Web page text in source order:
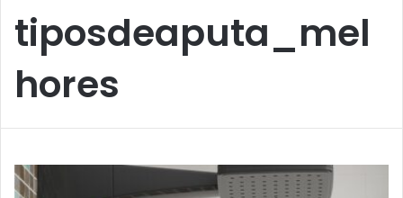
tiposdeaputa_mel
hores